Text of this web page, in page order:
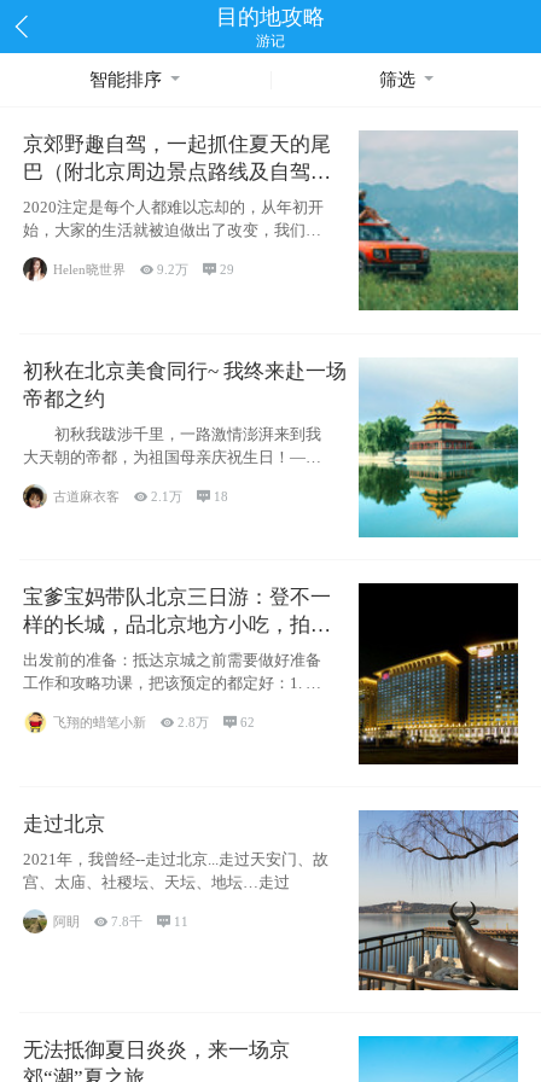
目的地攻略
游记
智能排序 筛选
京郊野趣自驾，一起抓住夏天的尾
巴（附北京周边景点路线及自驾攻
略）
2020注定是每个人都难以忘却的，从年初开
始，大家的生活就被迫做出了改变，我们也
不例外。本来双双辞职是为
Helen晓世界 9.2万 29
初秋在北京美食同行~ 我终来赴一场
帝都之约
初秋我跋涉千里，一路激情澎湃来到我
大天朝的帝都，为祖国母亲庆祝生日！——
古道麻衣客 2.1万  18
宝爹宝妈带队北京三日游：登不一
样的长城，品北京地方小吃，拍盘
古七星夜景！
出发前的准备：抵达京城之前需要做好准备
工作和攻略功课，把该预定的都定好：1. 酒
飞翔的蜡笔小新 2.8万 62
走过北京
2021年，我曾经--走过北京...走过天安门、故
宫、太庙、社稷坛、天坛、地坛…走过
阿眀 7.8千  11
无法抵御夏日炎炎，来一场京